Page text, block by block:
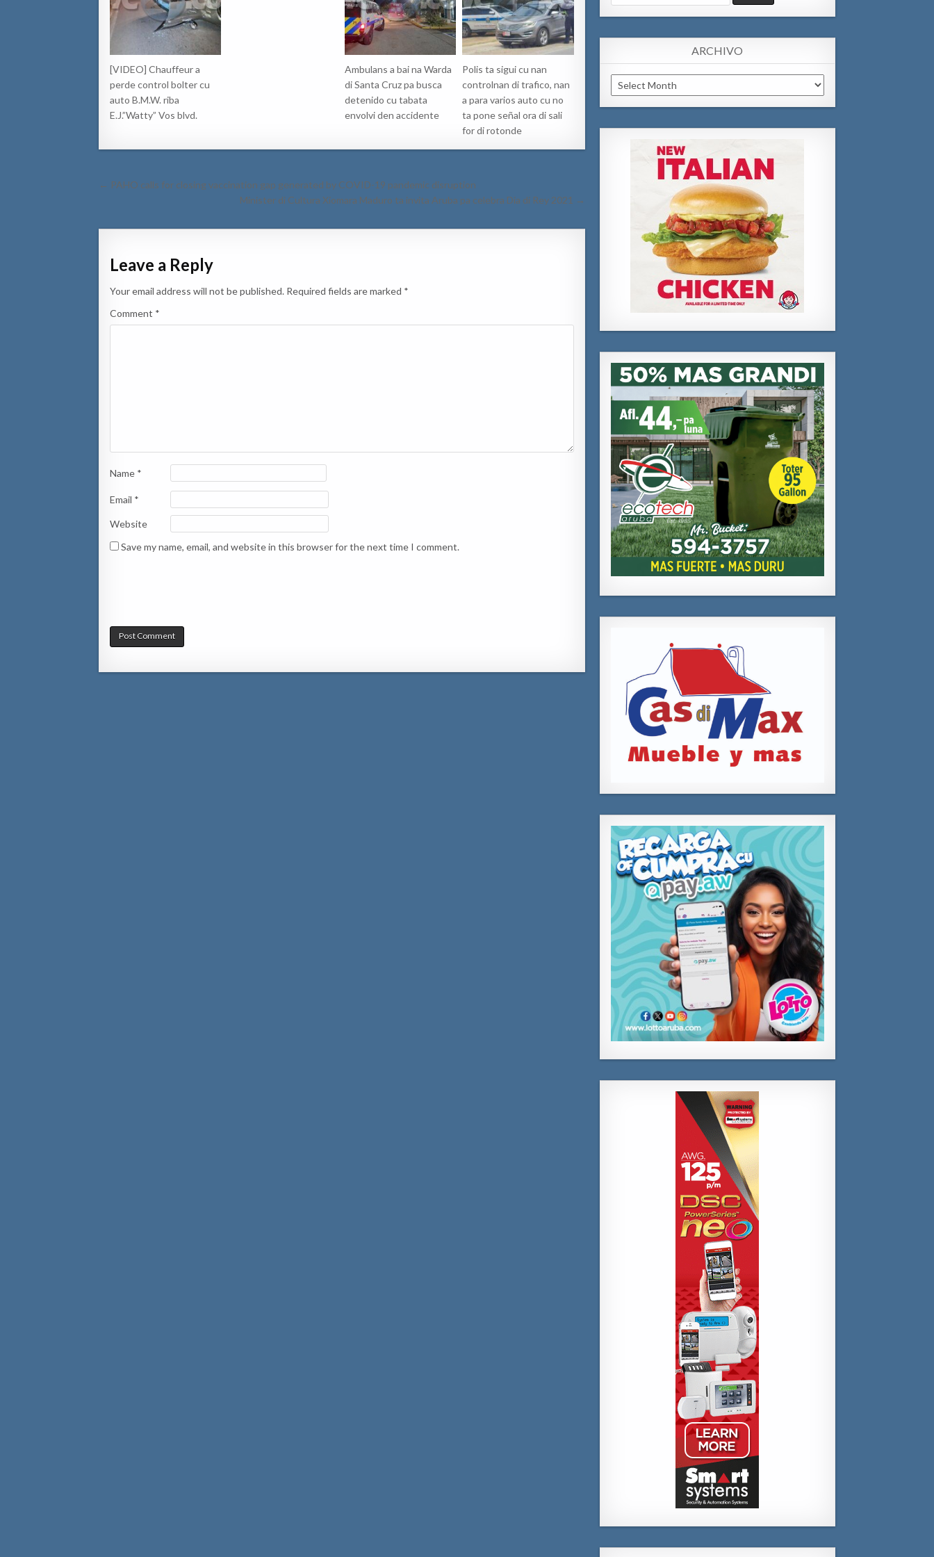
[VIDEO] Chauffeur a
perde control bolter cu
auto B.M.W. riba
E.J.”Watty” Vos blvd.
Ambulans a bai na Warda
di Santa Cruz pa busca
detenido cu tabata
envolvi den accidente
Polis ta sigui cu nan
controlnan di trafico, nan
a para varios auto cu no
ta pone señal ora di sali
for di rotonde
Post
← PAHO calls for closing vaccination gap generated by COVID-19 pandemic disruption
Minister di Cultura Xiomara Maduro ta invita Aruba pa celebra Dia di Rey 2021 →
Leave a Reply
Your email address will not be published. Required fields are marked *
Comment *
Name *
Email *
Website
Save my name, email, and website in this browser for the next time I comment.
for:
ARCHIVO
Archivo